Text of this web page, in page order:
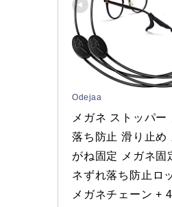
Odejaa
メガネ ストッパー
落ち防止 滑り止め
がね固定 メガネ固
ネずれ落ち防止ロ
メガネチェーン +